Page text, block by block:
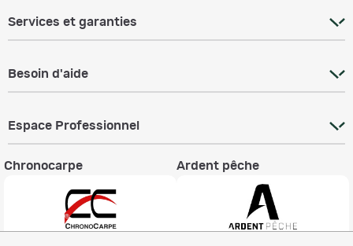
Services et garanties
Besoin d'aide
Espace Professionnel
Chronocarpe Ardent pêche